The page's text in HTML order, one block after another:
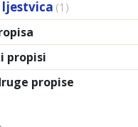
ljestvica (1)
propisi
propise